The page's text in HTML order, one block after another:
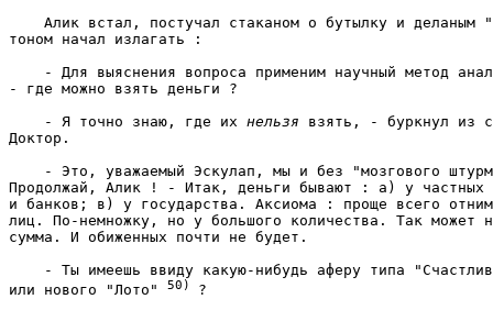
Алик встал, постучал стаканом о бутылку и деланым
тоном начал излагать :
- Для выяснения вопроса применим научный метод
- где можно взять деньги ?
- Я точно знаю, где их нельзя взять, - буркнул из
Доктор.
- Это, уважаемый Эскулап, мы и без "мозгового
Продолжай, Алик ! - Итак, деньги бывают : а) у частных
и банков; в) у государства. Аксиома : проще всего
лиц. По-немножку, но у большого количества. Так может
сумма. И обиженных почти не будет.
- Ты имеешь ввиду какую-нибудь аферу типа
или нового "Лото" 50) ?